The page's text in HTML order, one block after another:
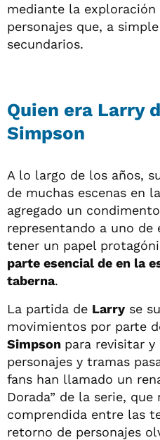
mediante la
personajes que, a
secundarios.
Quien era Larry
Simpson
A lo largo de los años,
de muchas escenas en
agregado un
representando a uno de
tener un papel
parte esencial de en la
taberna.
La partida de Larry se
movimientos por parte
Simpson para revisitar
personajes y tramas
fans han llamado un
Dorada” de la serie,
comprendida entre las
retorno de personajes